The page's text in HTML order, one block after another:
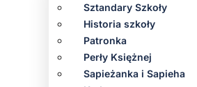
Sztandary Szkoły
Historia szkoły
Patronka
Perły Księżnej
Sapieżanka i Sapieha